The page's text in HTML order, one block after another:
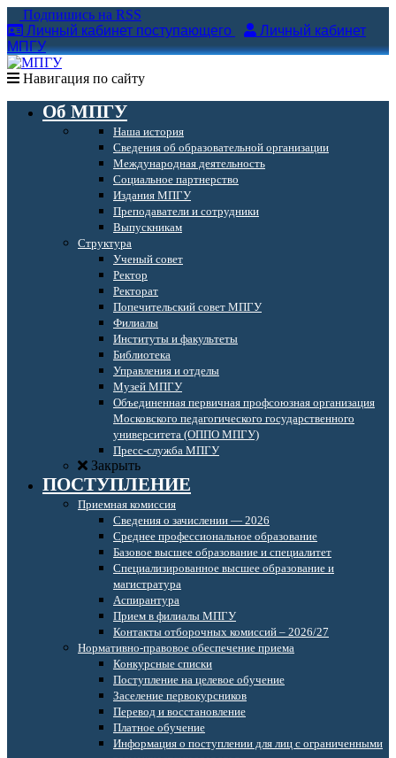
Подпишись на RSS
Личный кабинет поступающего
Личный кабинет
МПГУ
Навигация по сайту
Об МПГУ
Наша история
Сведения об образовательной организации
Международная деятельность
Социальное партнерство
Издания МПГУ
Преподаватели и сотрудники
Выпускникам
Структура
Ученый совет
Ректор
Ректорат
Попечительский совет МПГУ
Филиалы
Институты и факультеты
Библиотека
Управления и отделы
Музей МПГУ
Объединенная первичная профсоюзная организация
Московского педагогического государственного
университета (ОППО МПГУ)
Пресс-служба МПГУ
Закрыть
ПОСТУПЛЕНИЕ
Приемная комиссия
Сведения о зачислении — 2026
Среднее профессиональное образование
Базовое высшее образование и специалитет
Специализированное высшее образование и
магистратура
Аспирантура
Прием в филиалы МПГУ
Контакты отборочных комиссий – 2026/27
Нормативно-правовое обеспечение приема
Конкурсные списки
Поступление на целевое обучение
Заселение первокурсников
Перевод и восстановление
Платное обучение
Информация о поступлении для лиц с ограниченными